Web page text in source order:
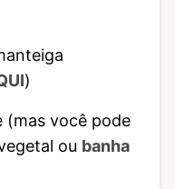
)
(mas você pode
ou banha